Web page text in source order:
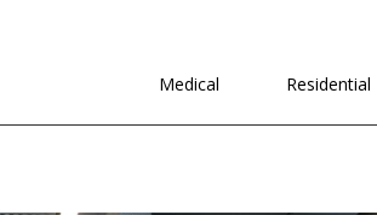
Residential
Medical